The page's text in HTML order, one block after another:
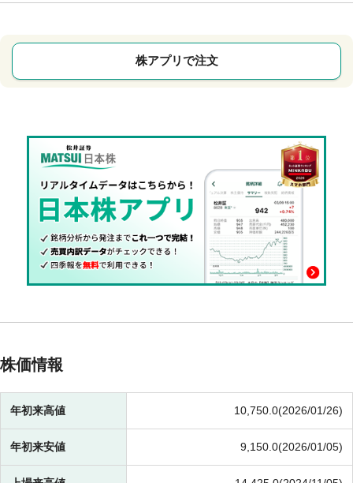
株アプリで注文
株価情報
年初来高値 10,750.0(2026/01/26)
年初来安値 9,150.0(2026/01/05)